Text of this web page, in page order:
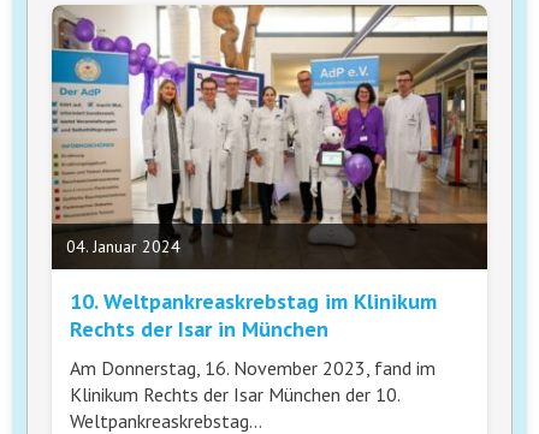
04. Januar 2024
10. Weltpankreaskrebstag im Klinikum
Rechts der Isar in München
Am Donnerstag, 16. November 2023, fand im
Klinikum Rechts der Isar München der 10.
Weltpankreaskrebstag…